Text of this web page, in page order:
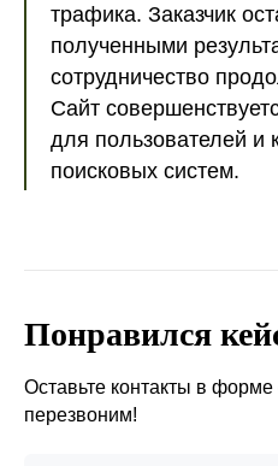
трафика. Заказчик
полученными
сотрудничество
Сайт
для пользователей и
поисковых систем.
Понравился
Оставьте контакты в
перезвоним!